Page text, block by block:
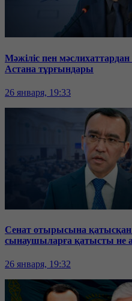
Мәжіліс пен мәслихаттардан
Астана тұрғындары
26 января, 19:33
Сенат отырысына қатысқан
сынаушыларға қатысты не
26 января, 19:32